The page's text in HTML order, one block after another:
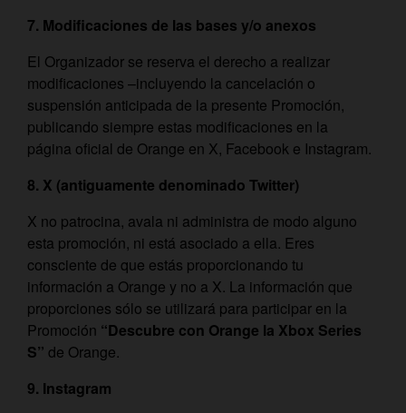
7. Modificaciones de las bases y/o anexos
El Organizador se reserva el derecho a realizar
modificaciones –incluyendo la cancelación o
suspensión anticipada de la presente Promoción,
publicando siempre estas modificaciones en la
página oficial de Orange en X, Facebook e Instagram.
8. X (antiguamente denominado Twitter)
X no patrocina, avala ni administra de modo alguno
esta promoción, ni está asociado a ella. Eres
consciente de que estás proporcionando tu
información a Orange y no a X. La información que
proporciones sólo se utilizará para participar en la
Promoción “Descubre con Orange la Xbox Series
S” de Orange.
9. Instagram